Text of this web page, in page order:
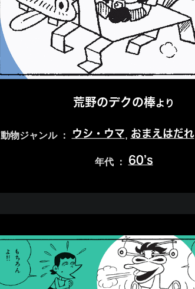
荒野のデクの棒より
動物ジャンル ： ウシ・ウマ,おまえはだれ
年代 ： 60’s